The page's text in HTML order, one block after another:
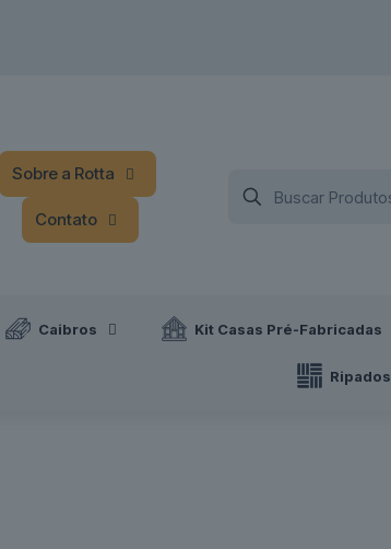
Sobre a Rotta
Contato
Caibros Kit Casas Pré-Fabricadas
Ripados